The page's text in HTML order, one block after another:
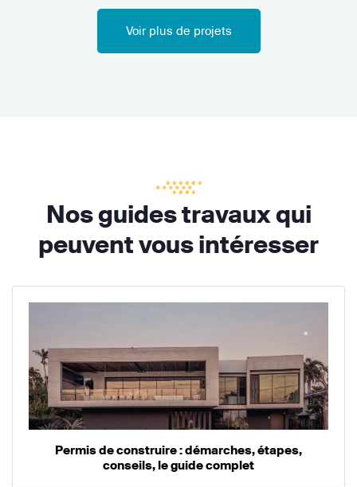
Voir plus de projets
Nos guides travaux qui
peuvent vous intéresser
Permis de construire : démarches, étapes,
conseils, le guide complet